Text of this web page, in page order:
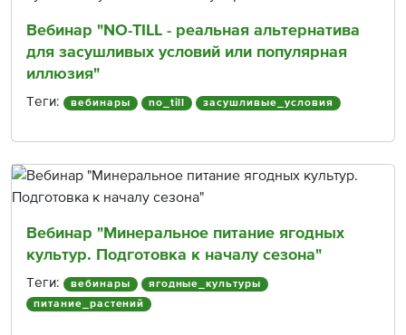
Вебинар "NO-TILL - реальная альтернатива
для засушливых условий или популярная
иллюзия"
Теги: вебинары no_till засушливые_условия
Вебинар "Минеральное питание ягодных
культур. Подготовка к началу сезона"
Теги: вебинары
ягодные_культуры
питание_растений